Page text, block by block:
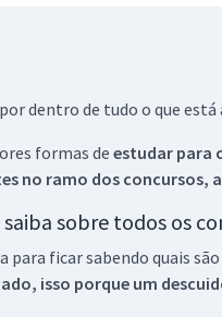
dentro de tudo o que
formas deestudar para
no ramo dos concursos,
sobre todos os
para ficar sabendo quais são
isso porque um